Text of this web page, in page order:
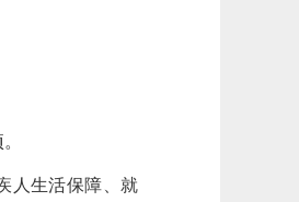
人生活保障、就